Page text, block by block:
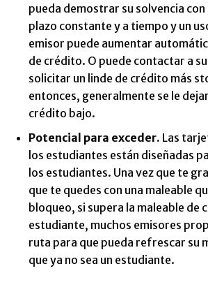
pueda demostrar su solvencia
plazo constante y a tiempo y un
emisor puede aumentar
de crédito. O puede contactar a
solicitar un linde de crédito más
entonces, generalmente se le
crédito bajo.
Potencial para exceder. Las
los estudiantes están diseñadas
los estudiantes. Una vez que te
que te quedes con una maleable
bloqueo, si supera la maleable de
estudiante, muchos emisores
ruta para que pueda refrescar su
que ya no sea un estudiante.